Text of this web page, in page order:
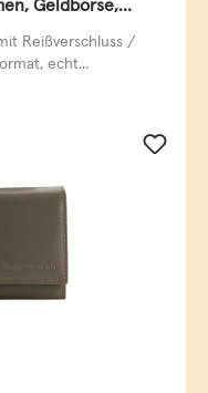
Geldbörse,
red
Reißverschluss /
echt...